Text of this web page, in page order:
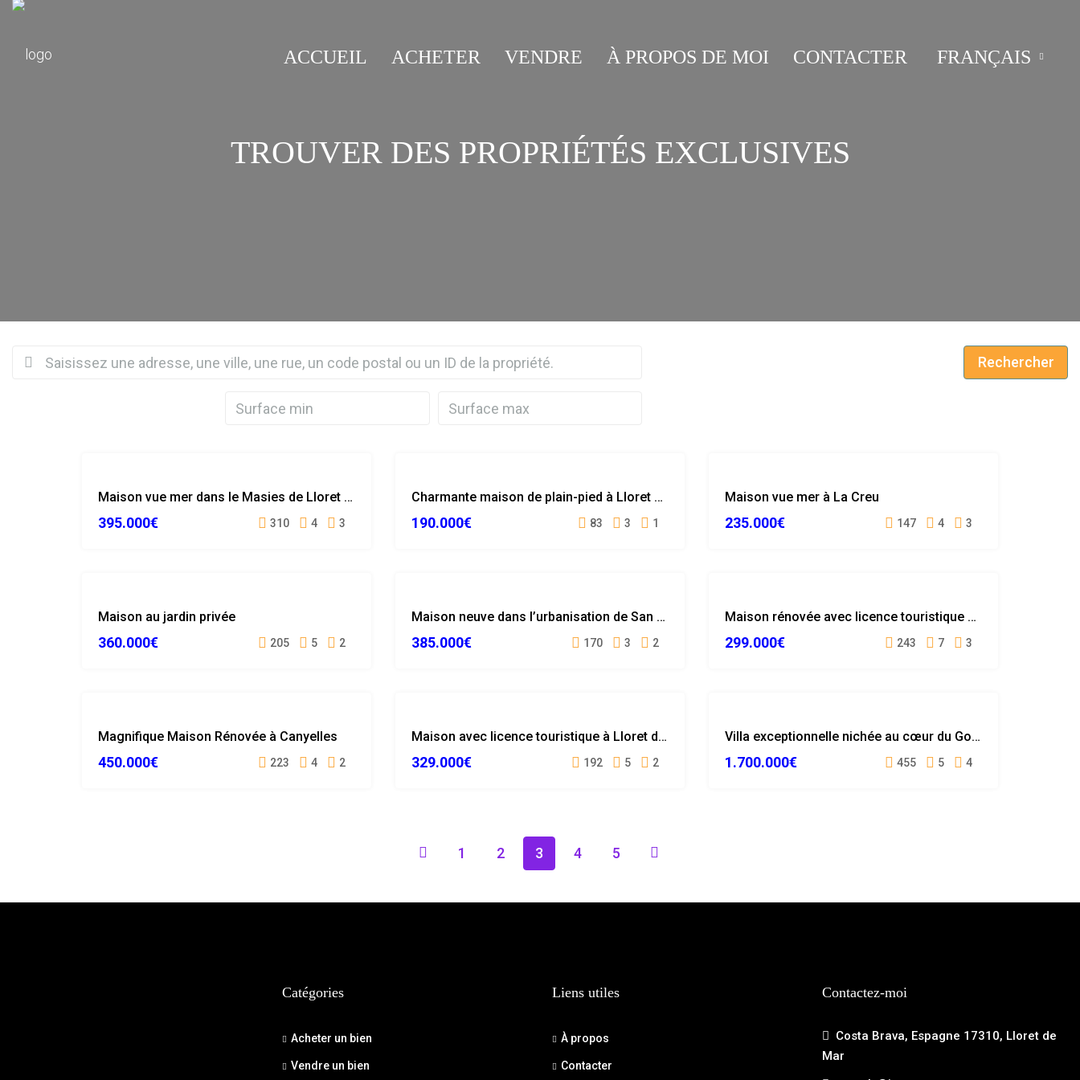
ACCUEIL ACHETER VENDRE À PROPOS DE MOI CONTACTER FRANÇAIS
TROUVER DES PROPRIÉTÉS EXCLUSIVES
Rechercher
Maison vue mer dans le Masies de Lloret de Mar
395.000€ 310 4 3
Charmante maison de plain-pied à Lloret de Mar
190.000€ 83 3 1
Maison vue mer à La Creu
235.000€ 147 4 3
Maison au jardin privée
360.000€ 205 5 2
OFFRE Maison neuve dans l’urbanisation de San Daniel (Blanes)
385.000€ 170 3 2
Maison rénovée avec licence touristique à Puigventos
299.000€ 243 7 3
Magnifique Maison Rénovée à Canyelles
450.000€ 223 4 2
TOURISTIQUE
RÉSERVÉE
Maison avec licence touristique à Lloret de Mar
329.000€ 192 5 2
Villa exceptionnelle nichée au cœur du Golf de Pals
1.700.000€ 455 5 4
1 2 3 4 5
Catégories
Acheter un bien
Vendre un bien
Liens utiles
À propos
Contacter
Contactez-moi
Costa Brava, Espagne 17310, Lloret de
Mar